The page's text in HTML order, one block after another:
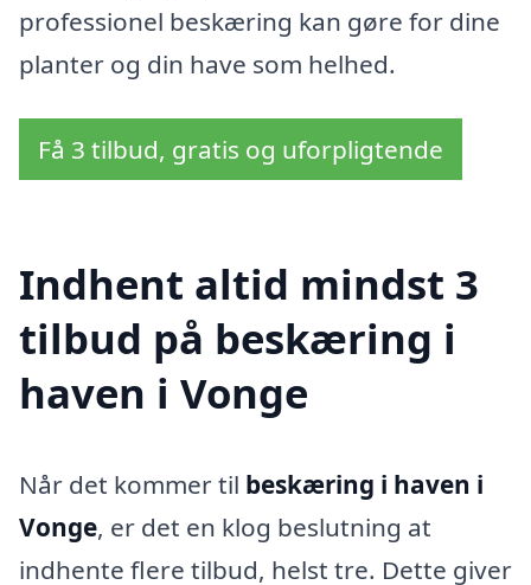
professionel beskæring kan gøre for dine
planter og din have som helhed.
Få 3 tilbud, gratis og uforpligtende
Indhent altid mindst 3
tilbud på beskæring i
haven i Vonge
Når det kommer til beskæring i haven i
Vonge, er det en klog beslutning at
indhente flere tilbud, helst tre. Dette giver